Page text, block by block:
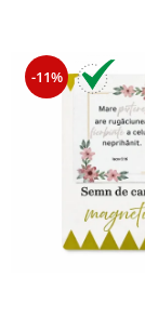
-11%